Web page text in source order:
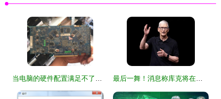
当电脑的硬件配置满足不了游戏或软件的要求时可以通过给电脑升级硬件 最后一舞！消息称库克将在本届WWDC完成任期收官演讲 计算机软硬件迎来新篇章